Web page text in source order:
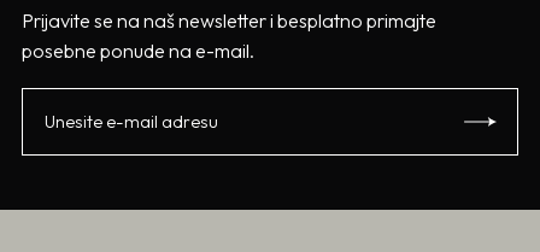
Prijavite se na naš newsletter i besplatno primajte
posebne ponude na e-mail.